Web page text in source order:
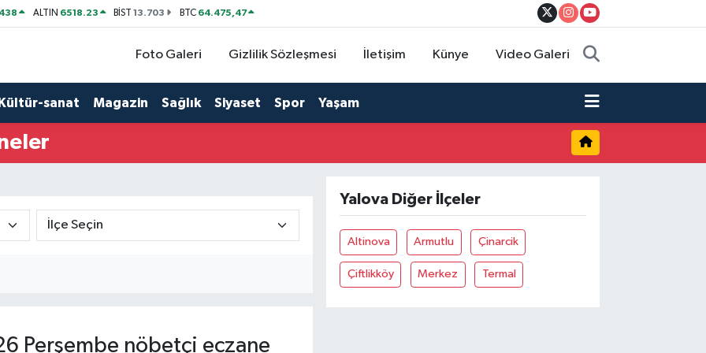
ALTIN 6518.23 BİST13.703 BTC 64.475,47
Foto Galeri Gizlilik Sözleşmesi İletişim Künye Video Galeri
Kültür-sanat Magazin Sağlık Siyaset Spor Yaşam
Perşembe nöbetçi eczane
Yalova Diğer İlçeler
Altinova Armutlu Çinarcik
Çiftlikköy Merkez Termal